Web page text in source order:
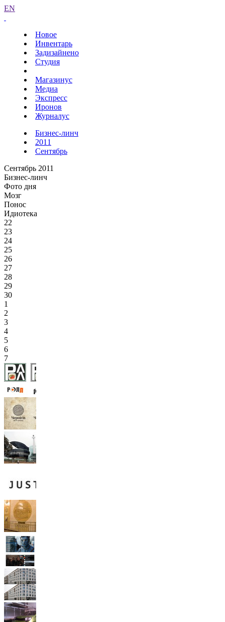
EN
Новое
Инвентарь
Задизайнено
Студия
Магазинус
Медиа
Экспресс
Иронов
Журналус
Бизнес-линч
2011
Сентябрь
Сентябрь 2011
Бизнес-линч
Фото дня
Мозг
Понос
Идиотека
22
23
24
25
26
27
28
29
30
1
2
3
4
5
6
7